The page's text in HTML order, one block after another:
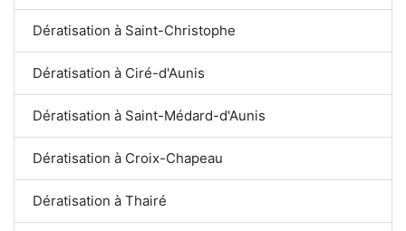
Dératisation à Saint-Christophe
Dératisation à Ciré-d'Aunis
Dératisation à Saint-Médard-d'Aunis
Dératisation à Croix-Chapeau
Dératisation à Thairé